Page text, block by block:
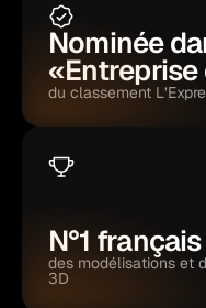
Nominée
«Entreprise
du classement
N°1 français
des modélisations et
3D